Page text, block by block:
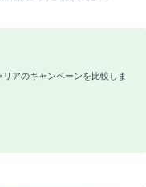
アのキャンペーンを比較しま